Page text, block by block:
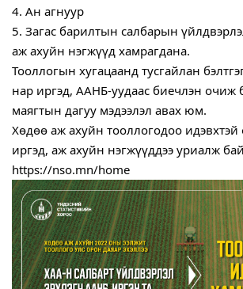
4. Ан агнуур
5. Загас барилтын салбарын
аж ахуйн нэгжүүд хамрагдана.
Тооллогын хугацаанд тусгайлан
нар иргэд, ААНБ-уудаас биечлэн очиж
маягтын дагуу мэдээлэл авах юм.
Хөдөө аж ахуйн тооллогодоо
иргэд, аж ахуйн нэгжүүддээ уриалж
https://nso.mn/home